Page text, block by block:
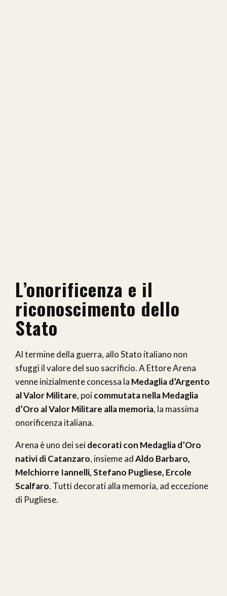
L’onorificenza e il
riconoscimento dello
Stato
Al termine della guerra, allo Stato italiano non
sfuggì il valore del suo sacrificio. A Ettore Arena
venne inizialmente concessa la Medaglia d’Argento
al Valor Militare, poicommutata nella Medaglia
d’Oro al Valor Militare alla memoria, la massima
onorificenza italiana.
Arena è uno dei seidecorati con Medaglia d’Oro
nativi di Catanzaro, insieme adAldo Barbaro,
Melchiorre Iannelli, Stefano Pugliese, Ercole
Scalfaro. Tutti decorati alla memoria, ad eccezione
di Pugliese.